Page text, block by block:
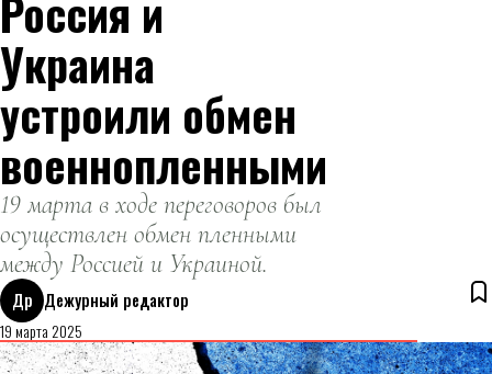
Россия и
Украина
устроили обмен
военнопленными
19 марта в ходе переговоров был
осуществлен обмен пленными
между Россией и Украиной.
Др Дежурный редактор
19 марта 2025